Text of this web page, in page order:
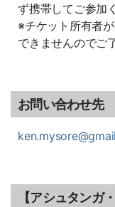
ず携帯してご参加
※チケット所有者
できませんのでご
お問い合わせ先
【アシュタンガ